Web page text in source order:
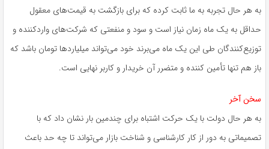
به هر حال تجربه به ما ثابت کرده که برای بازگشت به قیمت‌های معقول
حداقل به یک ماه زمان نیاز است و سود و منفعتی که شرکت‌های واردکننده و
توزیع‌کنندگان طی این یک ماه می‌برند خود می‌تواند میلیاردها تومان باشد که
باز هم تنها تأمین کننده و متضرر آن خریدار و کاربر نهایی است.
سخن آخر
به هر حال دولت با یک حرکت اشتباه برای چندمین بار نشان داد که با
تصمیماتی به دور از کار کارشناسی و شناخت بازار می‌تواند تا چه حد باعث